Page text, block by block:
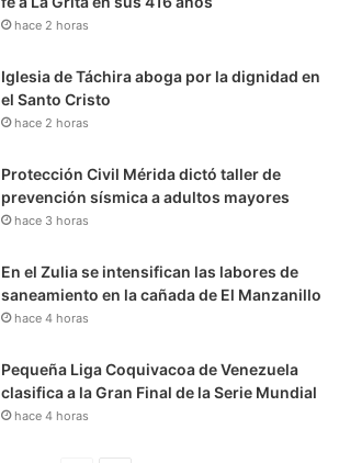
hace 2 horas
Iglesia de Táchira aboga por la dignidad en
el Santo Cristo
hace 2 horas
Protección Civil Mérida dictó taller de
prevención sísmica a adultos mayores
hace 3 horas
En el Zulia se intensifican las labores de
saneamiento en la cañada de El Manzanillo
hace 4 horas
Pequeña Liga Coquivacoa de Venezuela
clasifica a la Gran Final de la Serie Mundial
hace 4 horas